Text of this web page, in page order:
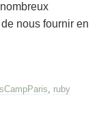
nous fournir en
, ruby